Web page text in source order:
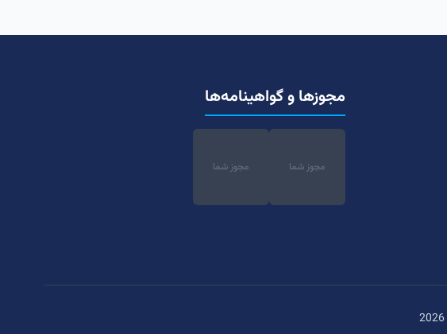
مجوزها و گواهینامه‌ها
مجوز شما مجوز شما